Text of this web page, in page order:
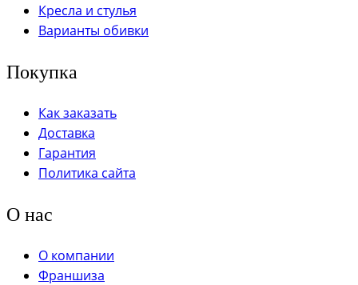
Кресла и стулья
Варианты обивки
Покупка
Как заказать
Доставка
Гарантия
Политика сайта
О нас
О компании
Франшиза